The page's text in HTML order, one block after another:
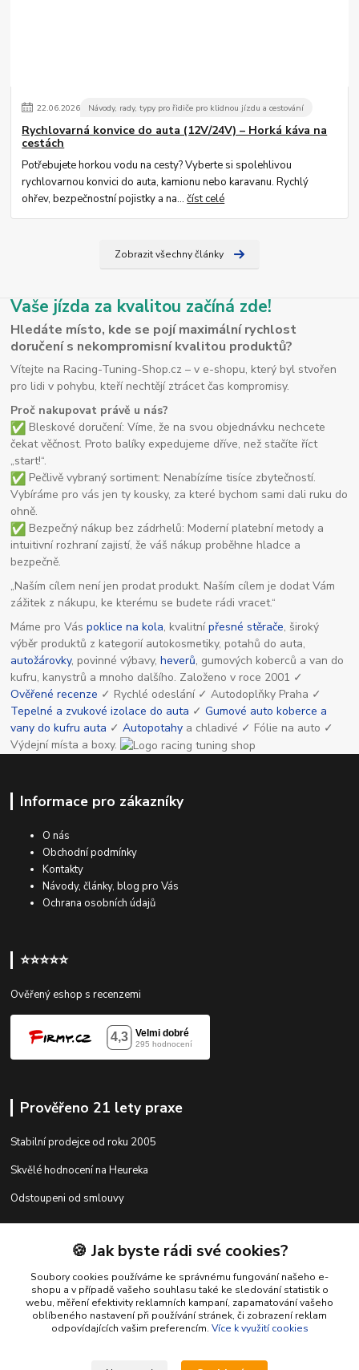
22.06.2026 Návody, rady, typy pro řidiče pro klidnou jízdu a cestování
Rychlovarná konvice do auta (12V/24V) – Horká káva na
cestách
Potřebujete horkou vodu na cesty? Vyberte si spolehlivou
rychlovarnou konvici do auta, kamionu nebo karavanu. Rychlý
ohřev, bezpečnostní pojistky a na...číst celé
Zobrazit všechny články
Vaše jízda za kvalitou začíná zde!
Hledáte místo, kde se pojí maximální rychlost
doručení s nekompromisní kvalitou produktů?
Vítejte na Racing-Tuning-Shop.cz – v e-shopu, který byl stvořen
pro lidi v pohybu, kteří nechtějí ztrácet čas kompromisy.
Proč nakupovat právě u nás?
Bleskové doručení: Víme, že na svou objednávku nechcete
čekat věčnost. Proto balíky expedujeme dříve, než stačíte říct
„start!“.
Pečlivě vybraný sortiment: Nenabízíme tisíce zbytečností.
Vybíráme pro vás jen ty kousky, za které bychom sami dali ruku do
ohně.
Bezpečný nákup bez zádrhelů: Moderní platební metody a
intuitivní rozhraní zajistí, že váš nákup proběhne hladce a
bezpečně.
„Naším cílem není jen prodat produkt. Naším cílem je dodat Vám
zážitek z nákupu, ke kterému se budete rádi vracet.“
Máme pro Váspoklice na kola, kvalitnípřesné stěrače, široký
výběr produktů z kategorií autokosmetiky, potahů do auta,
autožárovky, povinné výbavy,heverů, gumových koberců a van do
kufru, kanystrů a mnoho dalšího. Založeno v roce 2001 ✓
Ověřené recenze ✓ Rychlé odeslání ✓ Autodoplňky Praha ✓
Tepelné a zvukové izolace do auta ✓Gumové auto koberce a
vany do kufru auta ✓Autopotahy a chladivé ✓ Fólie na auto ✓
Výdejní místa a boxy.
Informace pro zákazníky
O nás
Obchodní podmínky
Kontakty
Návody, články, blog pro Vás
Ochrana osobních údajů
⭐⭐⭐⭐⭐
Ověřený eshop s recenzemi
Prověřeno 21 lety praxe
Stabilní prodejce od roku 2005
Skvělé hodnocení na Heureka
Odstoupeni od smlouvy
Kontakty
shop@racing-tuning-shop.cz
🍪 Jak byste rádi své cookies?
Soubory cookies používáme ke správnému fungování našeho e-
shopu a v případě vašeho souhlasu také ke sledování statistik o
webu, měření efektivity reklamních kampaní, zapamatování vašeho
oblíbeného nastavení při používání stránek, či zobrazení reklam
odpovídajících vašim preferencím. Více k využití cookies